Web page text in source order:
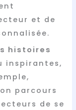
et de
histoires
inspirantes,
parcours
de se